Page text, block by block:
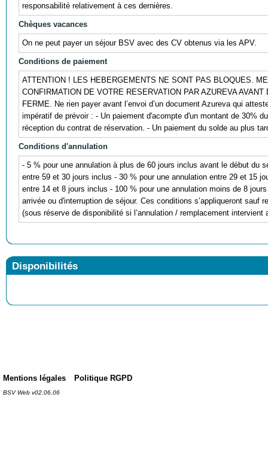
responsabilité relativement à ces dernières.
Chèques vacances
On ne peut payer un séjour BSV avec des CV obtenus via les APV.
Conditions de paiement
ATTENTION ! LES HEBERGEMENTS NE SONT PAS BLOQUES.
CONFIRMATION DE VOTRE RESERVATION PAR AZUREVA
FERME. Ne rien payer avant l’envoi d’un document Azureva qui
impératif de prévoir : - Un paiement d'acompte d'un montant de 30%
réception du contrat de réservation. - Un paiement du solde au plus
Conditions d'annulation
- 5 % pour une annulation à plus de 60 jours inclus avant le début du
entre 59 et 30 jours inclus - 30 % pour une annulation entre 29 et 15
entre 14 et 8 jours inclus - 100 % pour une annulation moins de 8
arrivée ou d'interruption de séjour. Ces conditions s’appliqueront sauf
(sous réserve de disponibilité si l’annulation / remplacement intervient
Disponibilités
Mentions légales Politique RGPD
BSV Web v02.06.06